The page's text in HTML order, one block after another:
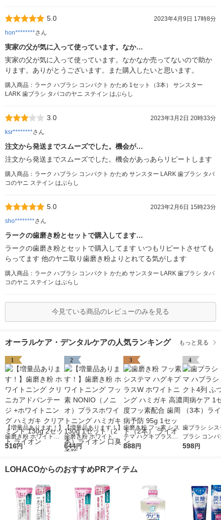
5.0
2023年4月9日 17時8分
hon********さん
実家の父が気に入って使っています。なか…
実家の父が気に入って使っています。なかなか売ってないので助か
ります。ありがとうございます。また購入したいと思います。
購入商品：ラーク ハブラシ コンパクト かため 1セット（3本） サンスター
LARK 歯ブラシ タバコのヤニ ステイン はぶらし
3.0
2023年3月2日 20時33分
ksr********さん
注文から発送までスムーズでした。機会が…
注文から発送までスムーズでした。機会があっあらリピートします
購入商品：ラーク ハブラシ コンパクト かため サンスター LARK 歯ブラシ タバ
コのヤニ ステイン はぶらし
5.0
2023年2月6日 15時23分
sho********さん
ラークの歯磨き粉とセットで購入してます…
ラークの歯磨き粉とセットで購入してます いつもリピートさせても
らってます 他のヤニ取り歯磨き粉よりとれてる気がします
購入商品：ラーク ハブラシ コンパクト かため サンスター LARK 歯ブラシ タバ
コのヤニ ステイン はぶらし
今見ている商品のレビューのみを見る
オーラルケア・デンタルケアの人気ランキング もっと見る
1
【増量品あります！】
歯磨き粉 ホワイトニ
ング クリニカアドバ
ミント 130g 2セット
516円
2
【増量品あります！】
歯磨き粉 ホワイトニ
ング フッ素 NONIO
130g 1セット（2本）
644円
3
歯磨き粉 フッ素 シス
テマ ハグキプラスW
ホワイトニング ハミ
セット（2本） ライオ
888円
4
歯ブラシ シス
ブラシ コン
ふつう 歯周病
598円
LOHACOからのおすすめPRアイテム